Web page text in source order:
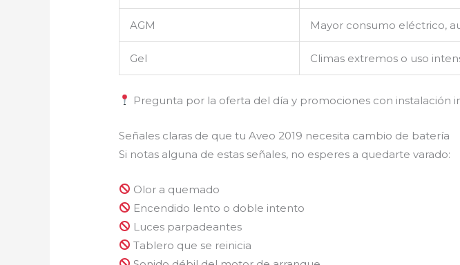
AGM Mayor consumo eléctrico,
Gel Climas extremos o uso
Pregunta por la oferta del día y promociones con instalación
Señales claras de que tu Aveo 2019 necesita cambio de batería
Si notas alguna de estas señales, no esperes a quedarte varado:
Olor a quemado
Encendido lento o doble intento
Luces parpadeantes
Tablero que se reinicia